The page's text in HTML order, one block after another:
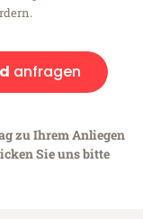
anfragen
zu Ihrem Anliegen
Sie uns bitte